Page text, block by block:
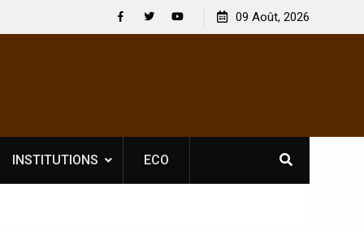
se
[France-Présidentielle 2027] Les enjeux de
souveraineté démocratique sévèrement touchés ?
09 Août, 2026
INSTITUTIONS ECO